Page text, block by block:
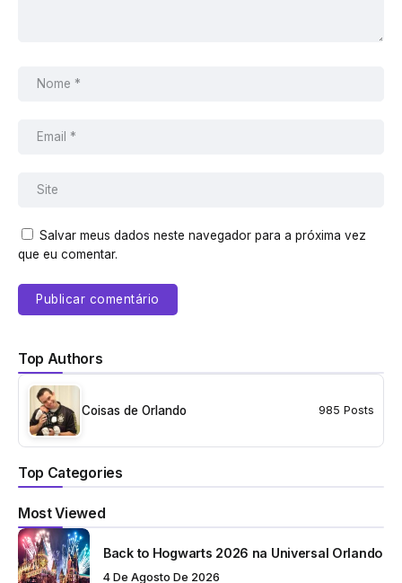
Salvar meus dados neste navegador para a próxima vez
que eu comentar.
Top Authors
Coisas de Orlando 985 Posts
Top Categories
Most Viewed
Back to Hogwarts 2026 na Universal Orlando
4 De Agosto De 2026